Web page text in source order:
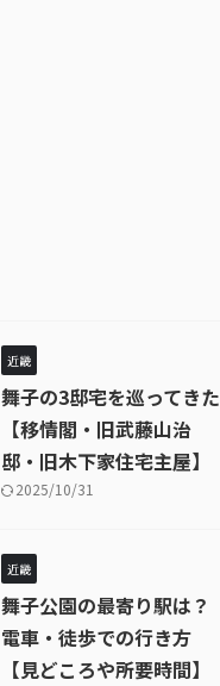
近畿
舞子の3邸宅を巡ってきた
【移情閣・旧武藤山治
邸・旧木下家住宅主屋】
2025/10/31
近畿
舞子公園の最寄り駅は？
電車・徒歩での行き方
【見どころや所要時間】